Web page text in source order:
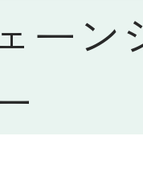
ーン